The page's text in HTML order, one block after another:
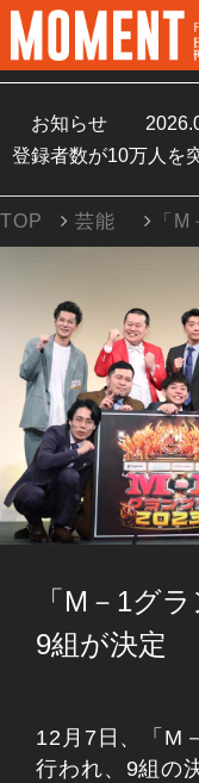
お知らせ
登録者数が10万人を
TOP 芸能 「
「M－1グ
9組が決定
12月7日、「M
行われ、9組の